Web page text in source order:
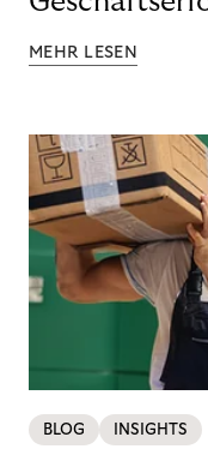
MEHR LESEN
BLOG INSIGHTS